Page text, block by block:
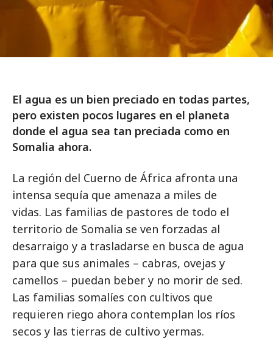
El agua es un bien preciado en todas partes,
pero existen pocos lugares en el planeta
donde el agua sea tan preciada como en
Somalia ahora.
La región del Cuerno de África afronta una
intensa sequía que amenaza a miles de
vidas. Las familias de pastores de todo el
territorio de Somalia se ven forzadas al
desarraigo y a trasladarse en busca de agua
para que sus animales – cabras, ovejas y
camellos – puedan beber y no morir de sed.
Las familias somalíes con cultivos que
requieren riego ahora contemplan los ríos
secos y las tierras de cultivo yermas.